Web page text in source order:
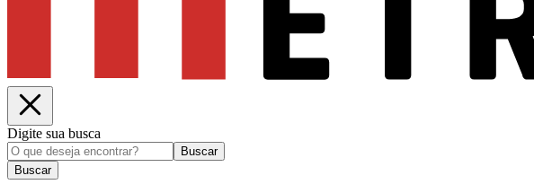
Digite sua busca
Buscar
Buscar